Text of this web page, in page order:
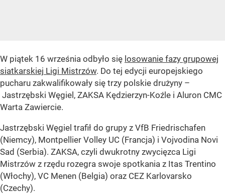
W piątek 16 września odbyło się losowanie fazy grupowej
siatkarskiej Ligi Mistrzów. Do tej edycji europejskiego
pucharu zakwalifikowały się trzy polskie drużyny –
Jastrzębski Węgiel, ZAKSA Kędzierzyn-Koźle i Aluron CMC
Warta Zawiercie.
Jastrzębski Węgiel trafił do grupy z VfB Friedrischafen
(Niemcy), Montpellier Volley UC (Francja) i Vojvodina Novi
Sad (Serbia). ZAKSA, czyli dwukrotny zwycięzca Ligi
Mistrzów z rzędu rozegra swoje spotkania z Itas Trentino
(Włochy), VC Menen (Belgia) oraz CEZ Karlovarsko
(Czechy).